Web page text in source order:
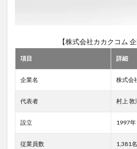
採用
のプ
スと
特徴
採用
【株式会社カカクコム 企
項目 詳細
企業名 株式会
代表者 村上 敦
設立 1997年
従業員数 1,381名